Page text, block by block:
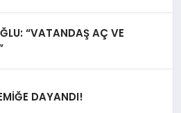
“VATANDAŞ AÇ VE
DAYANDI!